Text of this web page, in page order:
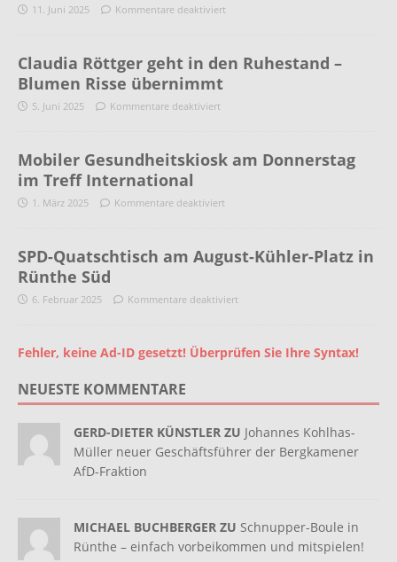
11. Juni 2025 Kommentare deaktiviert
Claudia Röttger geht in den Ruhestand –
Blumen Risse übernimmt
5. Juni 2025 Kommentare deaktiviert
Mobiler Gesundheitskiosk am Donnerstag
im Treff International
1. März 2025 Kommentare deaktiviert
SPD-Quatschtisch am August-Kühler-Platz in
Rünthe Süd
6. Februar 2025 Kommentare deaktiviert
Fehler, keine Ad-ID gesetzt! Überprüfen Sie Ihre Syntax!
NEUESTE KOMMENTARE
GERD-DIETER KÜNSTLER ZU Johannes Kohlhas-
Müller neuer Geschäftsführer der Bergkamener
AfD-Fraktion
MICHAEL BUCHBERGER ZU Schnupper-Boule in
Rünthe – einfach vorbeikommen und mitspielen!